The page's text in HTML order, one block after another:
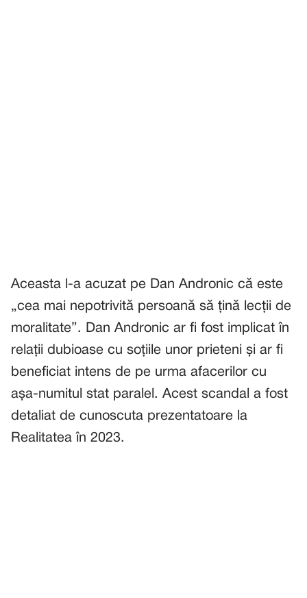
Aceasta l-a acuzat pe Dan Andronic că este
„cea mai nepotrivită persoană să țină lecții de
moralitate”. Dan Andronic ar fi fost implicat în
relații dubioase cu soțiile unor prieteni și ar fi
beneficiat intens de pe urma afacerilor cu
așa-numitul stat paralel. Acest scandal a fost
detaliat de cunoscuta prezentatoare la
Realitatea în 2023.